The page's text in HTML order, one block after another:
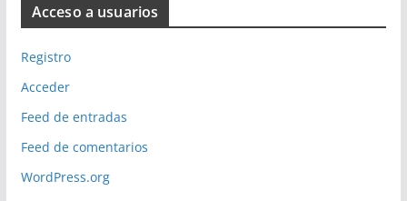
Acceso a usuarios
Registro
Acceder
Feed de entradas
Feed de comentarios
WordPress.org